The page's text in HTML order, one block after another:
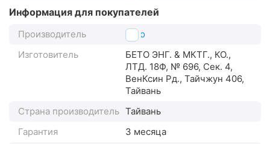
Информация для покупателей
Производитель
Beto
Изготовитель
БЕТО ЭНГ. & МКТГ., КО.,
ЛТД. 18Ф, № 696, Сек. 4,
ВенКсин Рд., Тайчжун 406,
Тайвань
Страна производитель Тайвань
Гарантия
3 месяца